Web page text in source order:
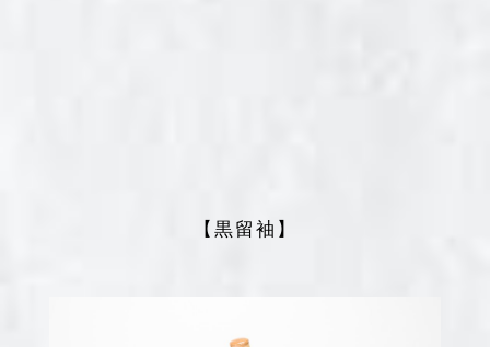
【黒留袖】